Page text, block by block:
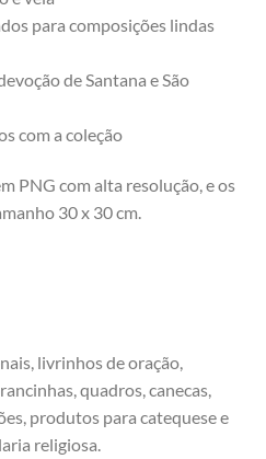
para composições lindas
de Santana e São
com a coleção
PNG com alta resolução, e os
30 x 30 cm.
livrinhos de oração,
quadros, canecas,
produtos para catequese e
religiosa.